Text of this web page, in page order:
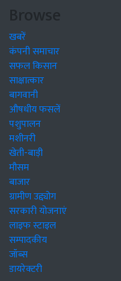
Browse
खबरें
कंपनी समाचार
सफल किसान
साक्षात्कार
बागवानी
औषधीय फसलें
पशुपालन
मशीनरी
खेती-बाड़ी
मौसम
बाजार
ग्रामीण उद्द्योग
सरकारी योजनाएं
लाइफ स्टाइल
सम्पादकीय
जॉब्स
डायरेक्टरी